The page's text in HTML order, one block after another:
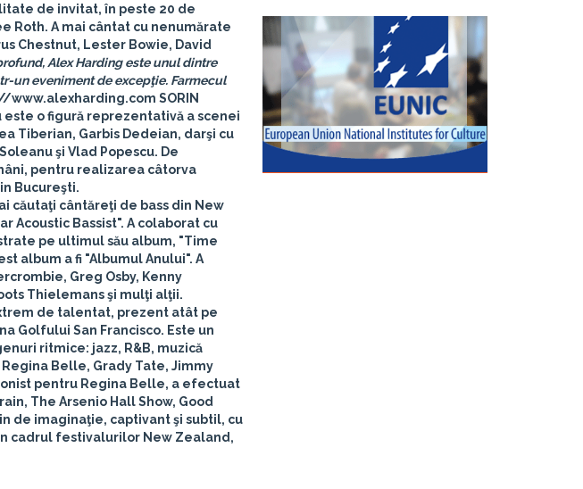
de invitat, în peste 20 de
Roth. A mai cântat cu nenumărate
Chestnut, Lester Bowie, David
Alex Harding este unul dintre
un eveniment de excepţie. Farmecul
www.alexharding.com SORIN
este o figură reprezentativă a scenei
Tiberian, Garbis Dedeian, darşi cu
şi Vlad Popescu. De
pentru realizarea câtorva
Bucureşti.
căutaţi cântăreţi de bass din New
Acoustic Bassist". A colaborat cu
pe ultimul său album, "Time
album a fi "Albumul Anului". A
Greg Osby, Kenny
Thielemans şi mulţi alţii.
de talentat, prezent atât pe
Golfului San Francisco. Este un
ritmice: jazz, R&B, muzică
Belle, Grady Tate, Jimmy
pentru Regina Belle, a efectuat
The Arsenio Hall Show, Good
de imaginaţie, captivant şi subtil, cu
cadrul festivalurilor New Zealand,